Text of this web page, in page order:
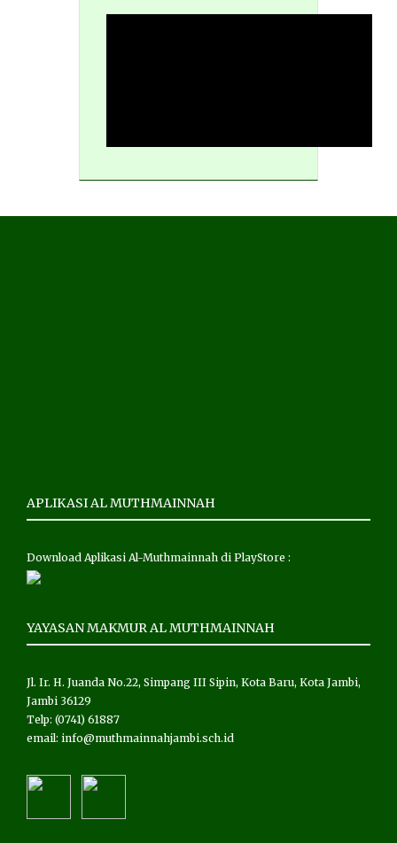
APLIKASI AL MUTHMAINNAH
Download Aplikasi Al-Muthmainnah di PlayStore :
YAYASAN MAKMUR AL MUTHMAINNAH
Jl. Ir. H. Juanda No.22, Simpang III Sipin, Kota Baru, Kota Jambi,
Jambi 36129
Telp: (0741) 61887
email: info@muthmainnahjambi.sch.id